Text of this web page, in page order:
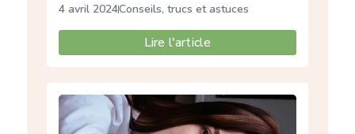
4 avril 2024Conseils, trucs et astuces
Lire l'article